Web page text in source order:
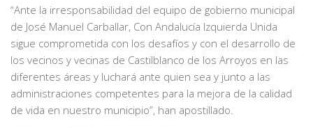
“Ante la irresponsabilidad del equipo de gobierno municipal
de José Manuel Carballar, Con Andalucía Izquierda Unida
sigue comprometida con los desafíos y con el desarrollo de
los vecinos y vecinas de Castilblanco de los Arroyos en las
diferentes áreas y luchará ante quien sea y junto a las
administraciones competentes para la mejora de la calidad
de vida en nuestro municipio”, han apostillado.